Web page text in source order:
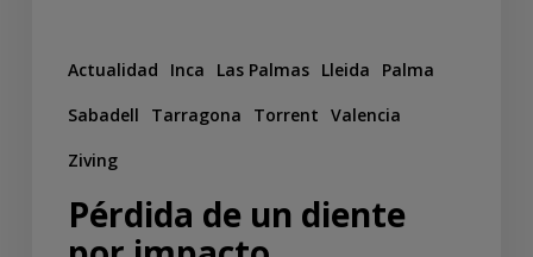
Actualidad Inca Las Palmas Lleida
Palma
Sabadell
Tarragona Torrent Valencia
Ziving
Pérdida de un diente